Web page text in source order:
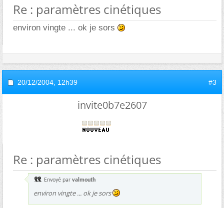
Re : paramètres cinétiques
environ vingte ... ok je sors
20/12/2004, 12h39 #3
invite0b7e2607
Re : paramètres cinétiques
Envoyé par valmouth
environ vingte ... ok je sors